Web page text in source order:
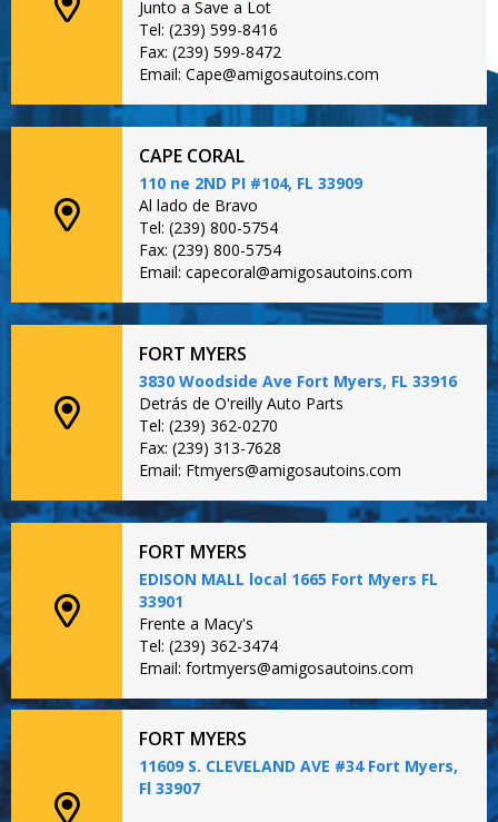
Junto a Save a Lot
Tel: (239) 599-8416
Fax: (239) 599-8472
Email: Cape@amigosautoins.com
CAPE CORAL
110 ne 2ND PI #104, FL 33909
Al lado de Bravo
Tel: (239) 800-5754
Fax: (239) 800-5754
Email: capecoral@amigosautoins.com
FORT MYERS
3830 Woodside Ave Fort Myers, FL 33916
Detrás de O'reilly Auto Parts
Tel: (239) 362-0270
Fax: (239) 313-7628
Email: Ftmyers@amigosautoins.com
FORT MYERS
EDISON MALL local 1665 Fort Myers FL
33901
Frente a Macy's
Tel: (239) 362-3474
Email: fortmyers@amigosautoins.com
FORT MYERS
11609 S. CLEVELAND AVE #34 Fort Myers,
Fl 33907